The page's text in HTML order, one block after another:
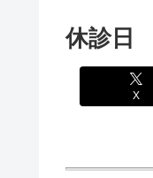
休診日
X